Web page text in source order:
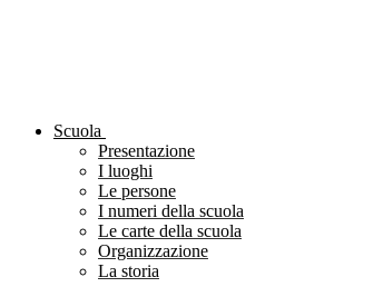
Scuola
Presentazione
I luoghi
Le persone
I numeri della scuola
Le carte della scuola
Organizzazione
La storia